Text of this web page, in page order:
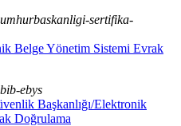
sertifika-
Belge Yönetim Sistemi Evrak
ebys
Başkanlığı/Elektronik
Doğrulama